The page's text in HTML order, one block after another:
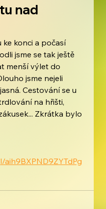
nad
konci a počasí
jsme se tak ještě
menší výlet do
jsme nejeli
Cestování se u
na hřišti,
Zkrátka bylo